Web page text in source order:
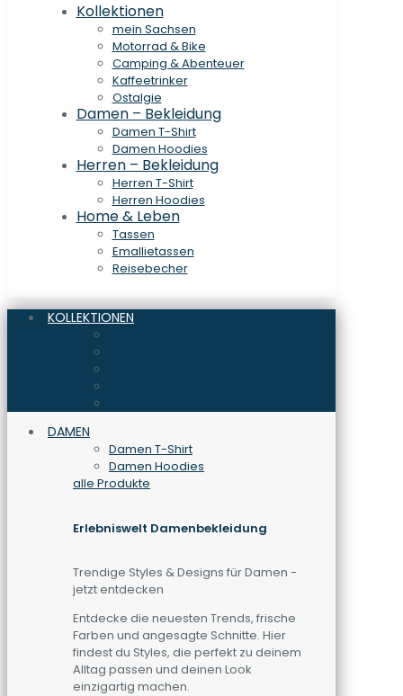
Kollektionen
mein Sachsen
Motorrad & Bike
Camping & Abenteuer
Kaffeetrinker
Ostalgie
Damen – Bekleidung
Damen T-Shirt
Damen Hoodies
Herren – Bekleidung
Herren T-Shirt
Herren Hoodies
Home & Leben
Tassen
Emallietassen
Reisebecher
KOLLEKTIONEN
DAMEN
Damen T-Shirt
Damen Hoodies
alle Produkte
Erlebniswelt Damenbekleidung
Trendige Styles & Designs für Damen -
jetzt entdecken
Entdecke die neuesten Trends, frische
Farben und angesagte Schnitte. Hier
findest du Styles, die perfekt zu deinem
Alltag passen und deinen Look
einzigartig machen.